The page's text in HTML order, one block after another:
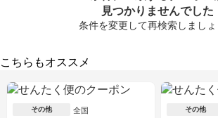
見つかりませんでした
条件を変更して再検索しましょ
こちらもオススメ
その他 全国 その他